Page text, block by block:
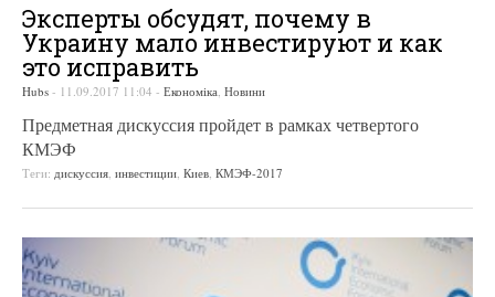
Эксперты обсудят, почему в
Украину мало инвестируют и как
это исправить
Hubs - 11.09.2017 11:04 - Економіка Новини
Предметная дискуссия пройдет в рамках четвертого
КМЭФ
Теги: дискуссия инвестиции Киев КМЭФ-2017